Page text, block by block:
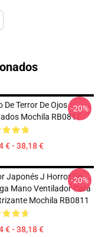
De Terror De Ojos
Mochila RB0811
€ - 38,18 €
-20%
Japonés J Horror De
Mano Ventilador Cara
Mochila RB0811
€ - 38,18 €
-20%